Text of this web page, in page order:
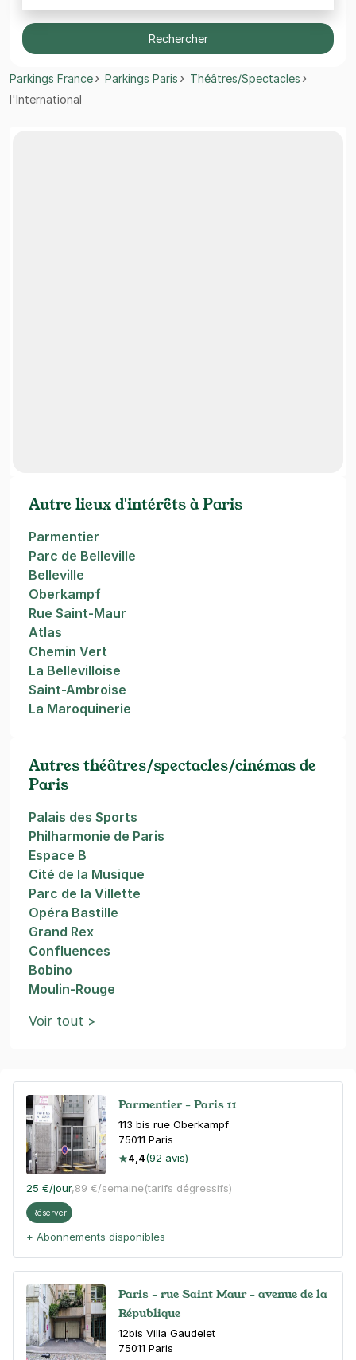
Rechercher
Parkings France Parkings Paris
Théâtres/Spectacles
l'International
Parmentier - Paris 11
113 bis rue Oberkampf
75011 Paris
4,4(92 avis)
25 €/jour,89 €/semaine(tarifs dégressifs)
Réserver
+ Abonnements disponibles
Paris - rue Saint Maur - avenue de la
République
12bis Villa Gaudelet
75011 Paris
Autre lieux d'intérêts à Paris
Parmentier
Parc de Belleville
Belleville
Oberkampf
Rue Saint-Maur
Atlas
Chemin Vert
La Bellevilloise
Saint-Ambroise
La Maroquinerie
Autres théâtres/spectacles/cinémas de
Paris
Palais des Sports
Philharmonie de Paris
Espace B
Cité de la Musique
Parc de la Villette
Opéra Bastille
Grand Rex
Confluences
Bobino
Moulin-Rouge
Voir tout >